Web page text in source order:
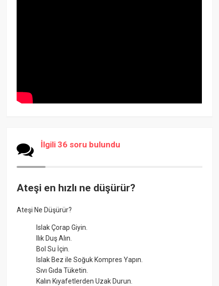
İlgili 36 soru bulundu
Ateşi en hızlı ne düşürür?
Ateşi Ne Düşürür?
Islak Çorap Giyin.
Ilık Duş Alın.
Bol Su İçin.
Islak Bez ile Soğuk Kompres Yapın.
Sıvı Gıda Tüketin.
Kalın Kıyafetlerden Uzak Durun.